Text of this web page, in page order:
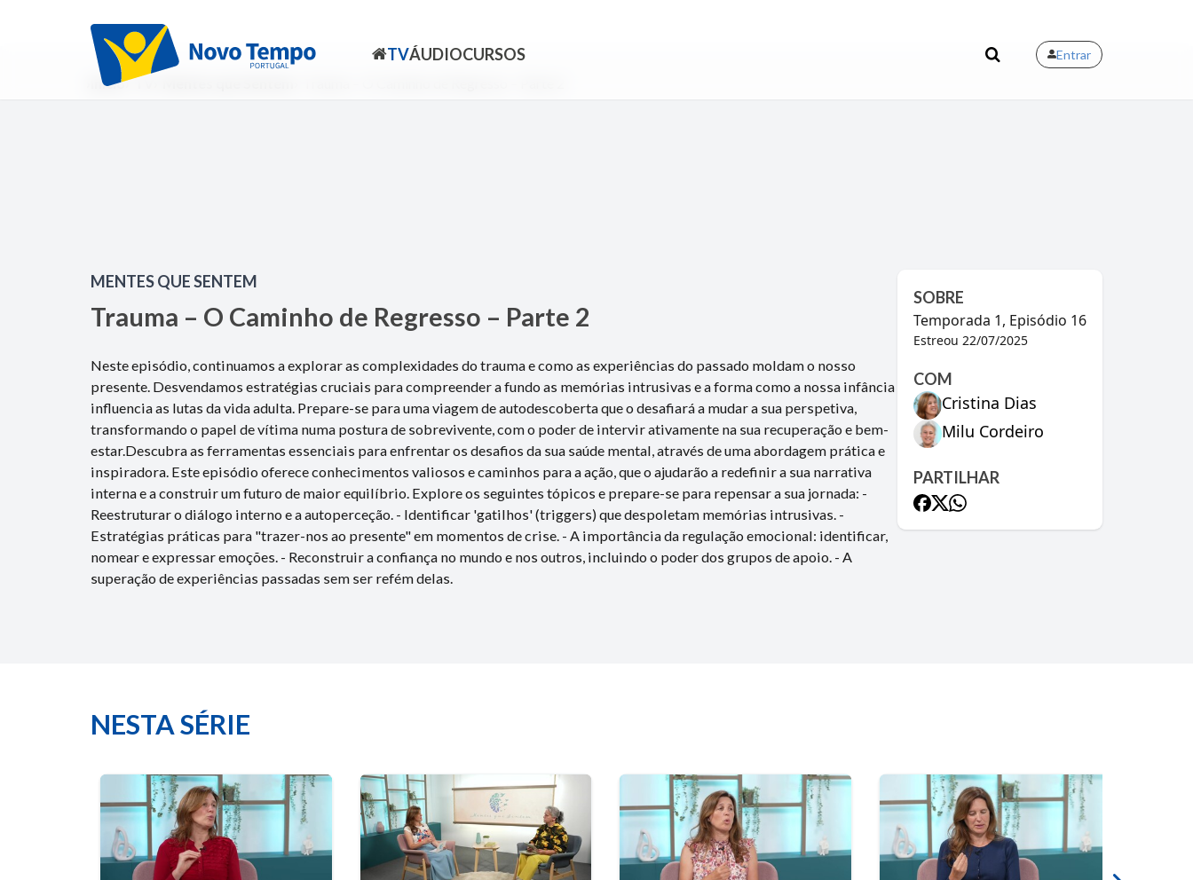
TVÁUDIOCURSOS Entrar
Início TV
MENTES QUE SENTEM
Trauma – O Caminho de Regresso – Parte 2
Neste episódio, continuamos a explorar as complexidades do trauma e como as experiências do passado moldam o nosso
presente. Desvendamos estratégias cruciais para compreender a fundo as memórias intrusivas e a forma como a nossa infância
influencia as lutas da vida adulta. Prepare-se para uma viagem de autodescoberta que o desafiará a mudar a sua perspetiva,
transformando o papel de vítima numa postura de sobrevivente, com o poder de intervir ativamente na sua recuperação e bem-
estar.Descubra as ferramentas essenciais para enfrentar os desafios da sua saúde mental, através de uma abordagem prática e
inspiradora. Este episódio oferece conhecimentos valiosos e caminhos para a ação, que o ajudarão a redefinir a sua narrativa
interna e a construir um futuro de maior equilíbrio. Explore os seguintes tópicos e prepare-se para repensar a sua jornada: -
Reestruturar o diálogo interno e a autoperceção. - Identificar 'gatilhos' (triggers) que despoletam memórias intrusivas. -
Estratégias práticas para "trazer-nos ao presente" em momentos de crise. - A importância da regulação emocional: identificar,
nomear e expressar emoções. - Reconstruir a confiança no mundo e nos outros, incluindo o poder dos grupos de apoio. - A
superação de experiências passadas sem ser refém delas.
SOBRE
Temporada 1, Episódio 16
Estreou 22/07/2025
COM
Cristina Dias
Milu Cordeiro
PARTILHAR
NESTA SÉRIE